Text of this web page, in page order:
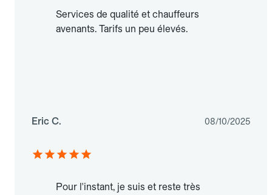
Services de qualité et chauffeurs
avenants. Tarifs un peu élevés.
Eric C. 08/10/2025
Pour l'instant, je suis et reste très